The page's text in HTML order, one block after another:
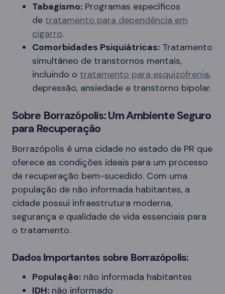
Tabagismo: Programas específicos
de tratamento para dependência em
cigarro.
Comorbidades Psiquiátricas: Tratamento
simultâneo de transtornos mentais,
incluindo o tratamento para esquizofrenia,
depressão, ansiedade e transtorno bipolar.
Sobre Borrazópolis: Um Ambiente Seguro
para Recuperação
Borrazópolis é uma cidade no estado de PR que
oferece as condições ideais para um processo
de recuperação bem-sucedido. Com uma
população de não informada habitantes, a
cidade possui infraestrutura moderna,
segurança e qualidade de vida essenciais para
o tratamento.
Dados Importantes sobre Borrazópolis:
População: não informada habitantes
IDH: não informado